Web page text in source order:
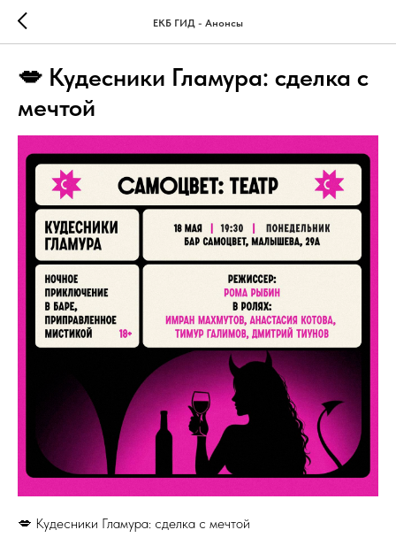
ЕКБ ГИД - Анонсы
💋 Кудесники Гламура: сделка с
мечтой
💋 Кудесники Гламура: сделка с мечтой